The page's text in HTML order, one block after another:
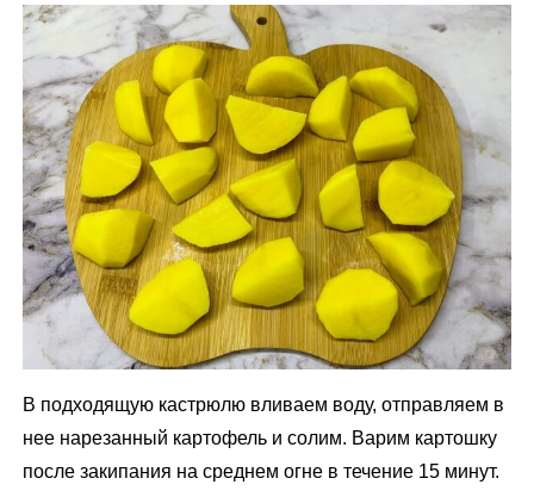
В подходящую кастрюлю вливаем воду, отправляем в
нее нарезанный картофель и солим. Варим картошку
после закипания на среднем огне в течение 15 минут.